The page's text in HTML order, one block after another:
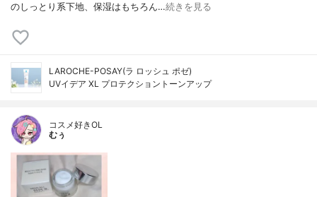
のしっとり系下地、保湿はもちろん…続きを見る
LAROCHE-POSAY(ラ ロッシュ ポゼ)
UVイデア XL プロテクショントーンアップ
コスメ好きOL
むぅ